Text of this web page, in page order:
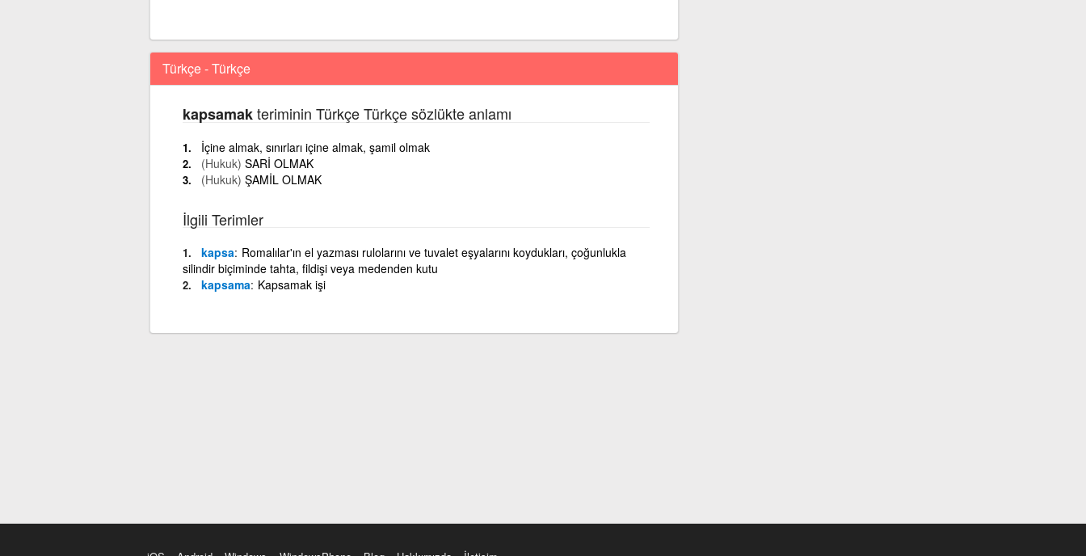
Türkçe - Türkçe
kapsamakteriminin Türkçe Türkçe sözlükte anlamı
İçine almak, sınırları içine almak, şamil olmak
(Hukuk) SARİ OLMAK
(Hukuk) ŞAMİL OLMAK
İlgili Terimler
kapsa Romalılar'ın el yazması rulolarını ve tuvalet eşyalarını koydukları, çoğunlukla
silindir biçiminde tahta, fildişi veya medenden kutu
kapsama Kapsamak işi